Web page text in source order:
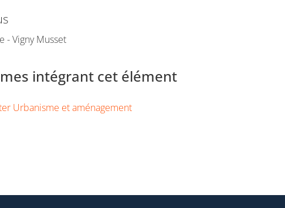
- Vigny Musset
intégrant cet élément
Urbanisme et aménagement